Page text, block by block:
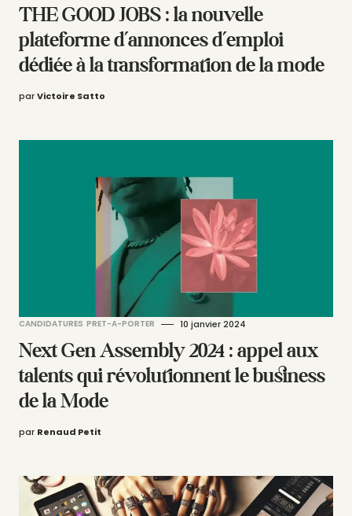
THE GOOD JOBS : la nouvelle
plateforme d’annonces d’emploi
dédiée à la transformation de la mode
parVictoire Satto
CANDIDATURES PRET-A-PORTER 10 janvier 2024
Next Gen Assembly 2024 : appel aux
talents qui révolutionnent le business
de la Mode
par Renaud Petit